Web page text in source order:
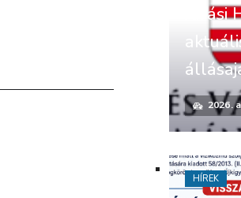
Járási
2026.
HÍREK